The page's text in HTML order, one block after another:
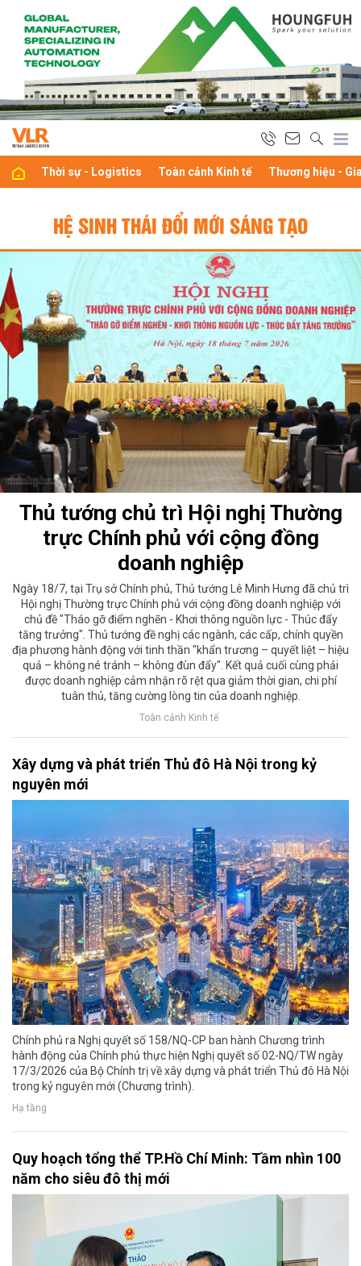
Thời sự - Logistics Toàn cảnh Kinh tế Thương hiệu -
HỆ SINH THÁI ĐỔI MỚI SÁNG TẠO
Thủ tướng chủ trì Hội nghị Thường
trực Chính phủ với cộng đồng
doanh nghiệp
Ngày 18/7, tại Trụ sở Chính phủ, Thủ tướng Lê Minh Hưng đã chủ trì
Hội nghị Thường trực Chính phủ với cộng đồng doanh nghiệp với
chủ đề "Tháo gỡ điểm nghẽn - Khơi thông nguồn lực - Thúc đẩy
tăng trưởng". Thủ tướng đề nghị các ngành, các cấp, chính quyền
địa phương hành động với tinh thần "khẩn trương – quyết liệt – hiệu
quả – không né tránh – không đùn đẩy". Kết quả cuối cùng phải
được doanh nghiệp cảm nhận rõ rệt qua giảm thời gian, chi phí
tuân thủ, tăng cường lòng tin của doanh nghiệp.
Toàn cảnh Kinh tế
Xây dựng và phát triển Thủ đô Hà Nội trong kỷ
nguyên mới
Chính phủ ra Nghị quyết số 158/NQ-CP ban hành Chương trình
hành động của Chính phủ thực hiện Nghị quyết số 02-NQ/TW ngày
17/3/2026 của Bộ Chính trị về xây dựng và phát triển Thủ đô Hà Nội
trong kỷ nguyên mới (Chương trình).
Hạ tầng
Quy hoạch tổng thể TP.Hồ Chí Minh: Tầm nhìn 100
năm cho siêu đô thị mới